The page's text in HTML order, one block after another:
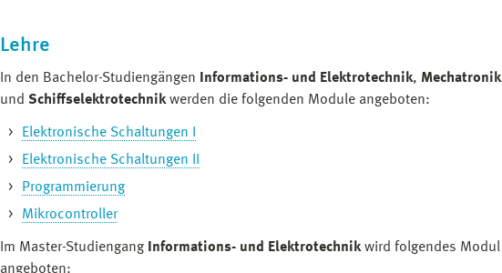
Lehre
In den Bachelor-Studiengängen Informations- und Elektrotechnik, Mechatronik
und Schiffselektrotechnikwerden die folgenden Module angeboten:
Elektronische Schaltungen I
Elektronische Schaltungen II
Programmierung
Mikrocontroller
Im Master-Studiengang Informations- und Elektrotechnikwird folgendes Modul
angeboten: